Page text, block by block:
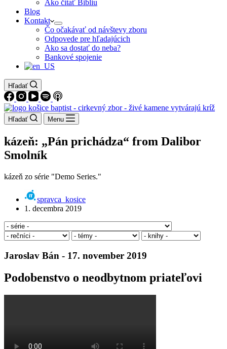
Ako čítať Bibliu
Blog
Kontakt
Čo očakávať od návštevy zboru
Odpovede pre hľadajúcich
Ako sa dostať do neba?
Bankové spojenie
Hľadať
Hľadať Menu
kázeň: „Pán prichádza“ from Dalibor
Smolník
kázeň zo série "Demo Series."
spravca_kosice
1. decembra 2019
Jaroslav Bán - 17. november 2019
Podobenstvo o neodbytnom priateľovi